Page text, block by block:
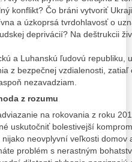
konflikt? Čo bráni vytvoriť
a úzkoprsá tvrdohlavosť o
deprivácií? Na deštrukcii
a Luhanskú ľudovú republiku,
z bezpečnej vzdialenosti,
nezavadziam.
z rozumu
na rokovania z roku
uskutočniť bolestivejší
neovplyvní veľkosti
problém s nerastným